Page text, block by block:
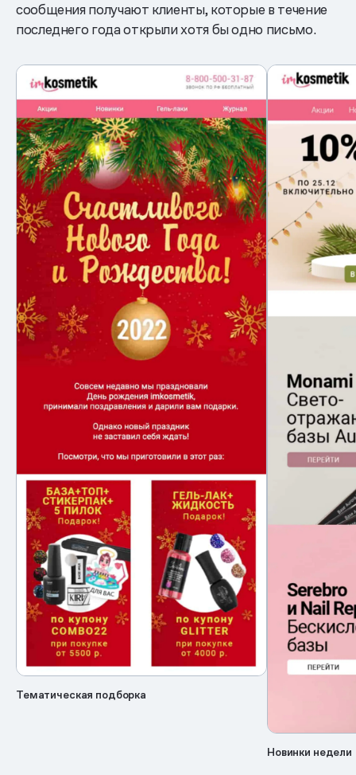
сообщения получают клиенты, которые в течение
последнего года открыли хотя бы одно письмо.
Тематическая подборка
Новинки недели